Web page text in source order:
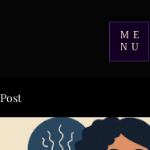
ME
NU
Post